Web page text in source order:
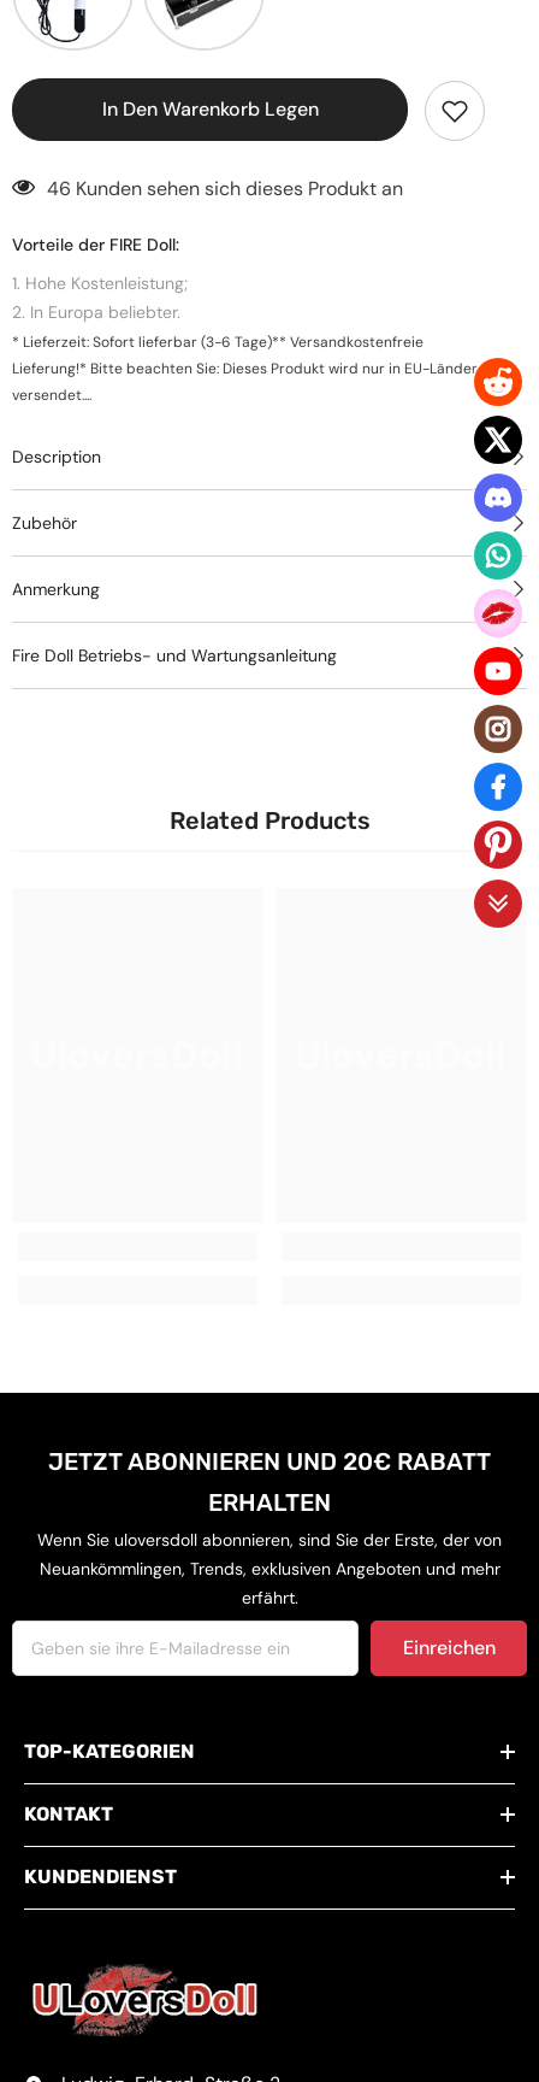
In Den Warenkorb Legen
46 Kunden sehen sich dieses Produkt an
Vorteile der FIRE Doll:
1. Hohe Kostenleistung;
2. In Europa beliebter.
* Lieferzeit: Sofort lieferbar (3-6 Tage)** Versandkostenfreie
Lieferung!* Bitte beachten Sie: Dieses Produkt wird nur in EU-Länder
versendet....
Description
Zubehör
Anmerkung
Fire Doll Betriebs- und Wartungsanleitung
Related Products
JETZT ABONNIEREN UND 20€ RABATT
ERHALTEN
Wenn Sie uloversdoll abonnieren, sind Sie der Erste, der von
Neuankömmlingen, Trends, exklusiven Angeboten und mehr
erfährt.
Einreichen
TOP-KATEGORIEN
KONTAKT
KUNDENDIENST